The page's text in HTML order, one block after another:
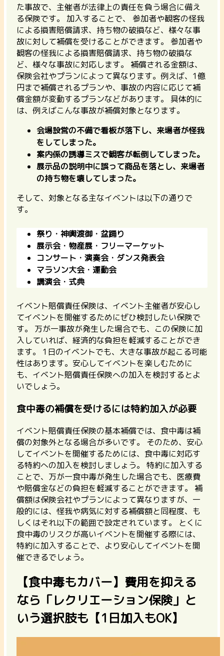
た事故で、 主催者が法律上の責任を負う場合に備え
る保険です。 加入することで、 参加者や観客の怪我
による損害賠償請求、持ち物の破損など、様々な事
故に対して補償を受けることができます。 参加者や
観客の怪我による損害賠償請求、 持ち物の破損な
ど、様々な事故に対応します。 補償される金額は、
保険会社やプランによって異なります。例えば、1億
円まで補償されるプランや、事故の内容に応じて補
償金額が変動するプランなどがあります。 具体的に
は、例えばこんな事故が補償対象となります。
会場設営の不備で看板が落下し、来場者が怪我
をしてしまった。
案内係の誘導ミスで観客が転倒してしまった。
展示品の説明中に誤って商品を落とし、来場者
の持ち物を壊してしまった。
そして、対象となる主なイベントは以下の通りで
す。
祭り・神輿渡御・盆踊り
展示会・物産展・フリーマーケット
コンサート・演奏会・ダンス発表会
マラソン大会・運動会
講演会・式典
イベント賠償責任保険は、イベント主催者が安心し
てイベントを開催するためにぜひ検討したい保険で
す。 万が一事故が発生した場合でも、この保険に加
入していれば、経済的な負担を軽減することができ
ます。 1日のイベントでも、大きな事故が起こる可能
性はあります。 安心してイベントを楽しむために
も、イベント賠償責任保険への加入を検討するとよ
いでしょう。
食中毒の補償を受けるには特約加入が必要
イベント賠償責任保険の基本補償では、食中毒は補
償の対象外となる場合が多いです。 そのため、安心
してイベントを開催するためには、 食中毒に対応す
る特約への加入を検討しましょう。 特約に加入する
ことで、万が一食中毒が発生した場合でも、医療費
や賠償金などの負担を軽減することができます。 補
償額は保険会社やプランによって異なりますが、一
般的には、怪我や病気に対する補償額と同程度、も
しくはそれ以下の範囲で設定されています。 とくに
食中毒のリスクが高いイベントを開催する際には、
特約に加入することで、より安心してイベントを開
催できるでしょう。
【食中毒もカバー】費用を抑える
なら「レクリエーション保険」と
いう選択肢も【1日加入もOK】